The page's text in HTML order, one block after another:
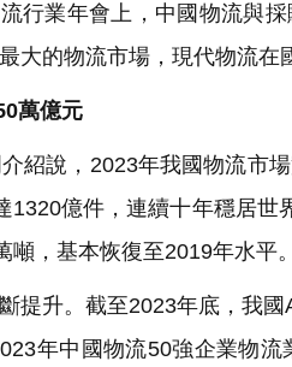
行業年會上，中國物流與
大的物流市場，現代物流在
萬億元
紹說，2023年我國物流市
億件，連續十年穩居世
，基本恢復至2019年水平。
提升。截至2023年底，我
年中國物流50強企業物